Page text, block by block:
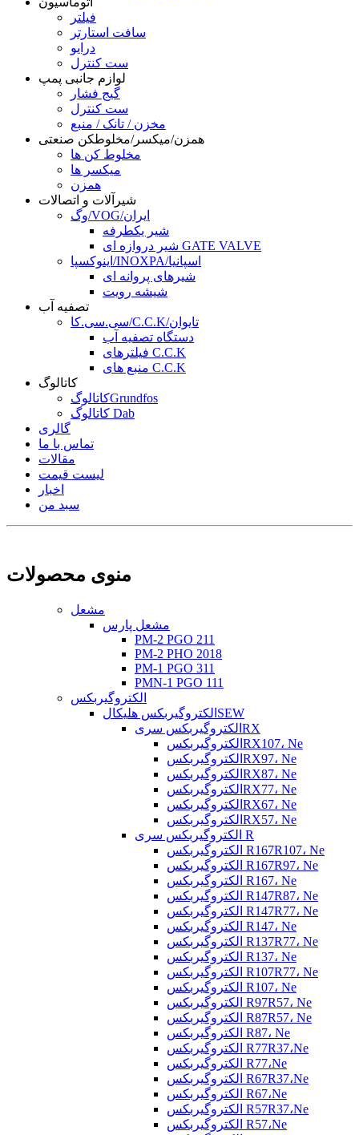
فیلتر
سافت استارتر
درایو
ست کنترل
لوازم جانبی پمپ
گیج فشار
ست کنترل
مخزن / تانک / منبع
همزن/میکسر/مخلوطکن صنعتی
مخلوط کن ها
میکسر ها
همزن
شیرآلات و اتصالات
وگ/VOG/ایران
شیر یکطرفه
شیر دروازه ای GATE VALVE
اینوکسپا/INOXPA/اسپانیا
شیرهای پروانه ای
شیشه رویت
تصفیه آب
سی.سی.کا/C.C.K/تایوان
دستگاه تصفیه آب
فیلترهای C.C.K
منبع های C.C.K
کاتالوگ
کاتالوگGrundfos
کاتالوگ Dab
گالری
تماس با ما
مقالات
لیست قیمت
اخبار
سبد من
منوی محصولات
مشعل
مشعل پارس
PM-2 PGO 211
PM-2 PHO 2018
PM-1 PGO 311
PMN-1 PGO 111
الکتروگیربکس
الکتروگیربکس هلیکالSEW
الکتروگیربکس سریRX
الکتروگیربکسRX107، Ne
الکتروگیربکسRX97، Ne
الکتروگیربکسRX87، Ne
الکتروگیربکسRX77، Ne
الکتروگیربکسRX67، Ne
الکتروگیربکسRX57، Ne
الکتروگیربکس سری R
الکتروگیربکس R167R107، Ne
الکتروگیربکس R167R97، Ne
الکتروگیربکس R167، Ne
الکتروگیربکس R147R87، Ne
الکتروگیربکس R147R77، Ne
الکتروگیربکس R147، Ne
الکتروگیربکس R137R77، Ne
الکتروگیربکس R137، Ne
الکتروگیربکس R107R77، Ne
الکتروگیربکس R107، Ne
الکتروگیربکس R97R57، Ne
الکتروگیربکس R87R57، Ne
الکتروگیربکس R87، Ne
الکتروگیربکس R77R37،Ne
الکتروگیربکس R77،Ne
الکتروگیربکس R67R37،Ne
الکتروگیربکس R67،Ne
الکتروگیربکس R57R37،Ne
الکتروگیربکس R57،Ne